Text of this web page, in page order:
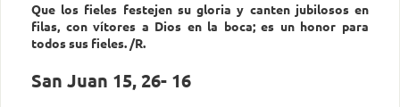
Que los fieles festejen su gloria y canten jubilosos en
filas, con vítores a Dios en la boca; es un honor para
todos sus fieles. /R.
San Juan 15, 26- 16